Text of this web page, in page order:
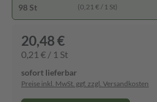
98 St (0,21 € / 1 St)
20,48 €
0,21 € / 1 St
sofort lieferbar
Preise inkl. MwSt. ggf. zzgl. Versandkosten